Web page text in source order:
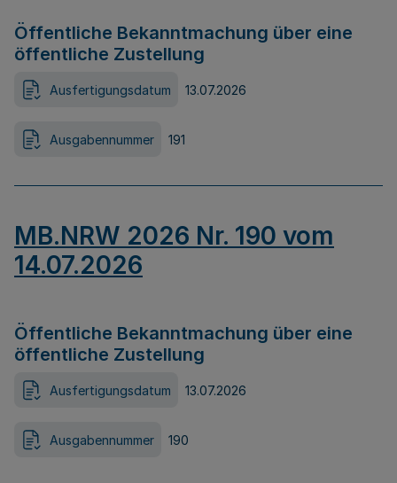
Öffentliche Bekanntmachung über eine
öffentliche Zustellung
Ausfertigungsdatum 13.07.2026
Ausgabennummer 191
MB.NRW 2026 Nr. 190 vom
14.07.2026
Öffentliche Bekanntmachung über eine
öffentliche Zustellung
Ausfertigungsdatum 13.07.2026
Ausgabennummer 190